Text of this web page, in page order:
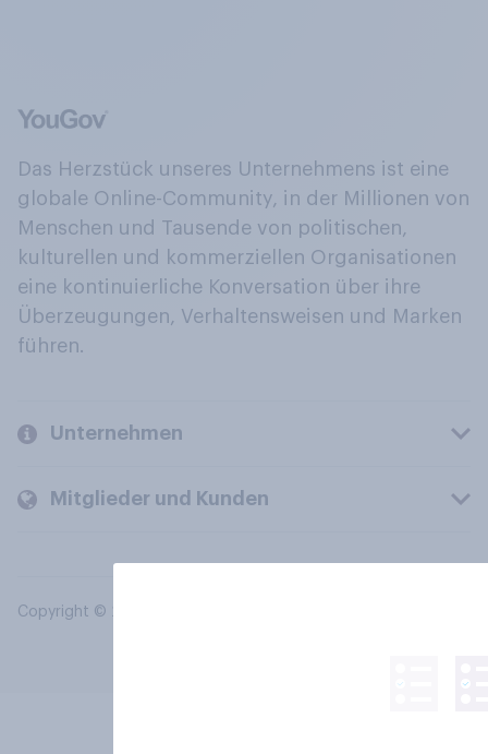
Das Herzstück unseres Unternehmens ist eine
globale Online-Community, in der Millionen von
Menschen und Tausende von politischen,
kulturellen und kommerziellen Organisationen
eine kontinuierliche Konversation über ihre
Überzeugungen, Verhaltensweisen und Marken
führen.
Unternehmen
Mitglieder und Kunden
Copyright © 2026 YouGov PLC. Alle Rechte vorbehalten.